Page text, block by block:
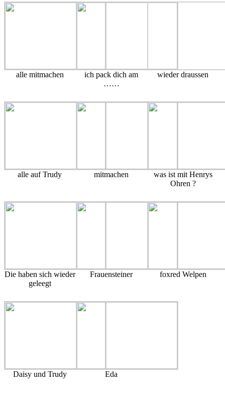
alle mitmachen
ich pack dich am
……
wieder draussen
alle auf Trudy mitmachen
was ist mit Henrys
Ohren ?
Die haben sich wieder
geleegt
Frauensteiner foxred Welpen
Daisy und Trudy Eda